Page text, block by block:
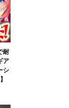
耐
ア
シ